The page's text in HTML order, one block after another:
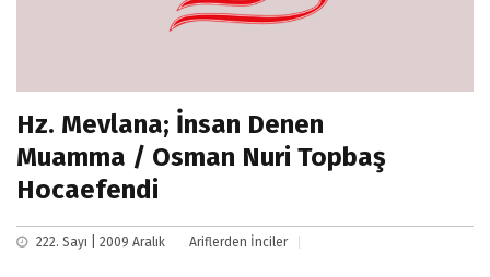
Hz. Mevlana; İnsan Denen
Muamma / Osman Nuri Topbaş
Hocaefendi
222. Sayı | 2009 Aralık Ariflerden İnciler